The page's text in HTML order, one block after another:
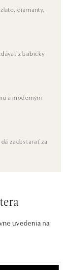
diamanty,
z babičky
a moderným
zaobstarať za
uvedenia na